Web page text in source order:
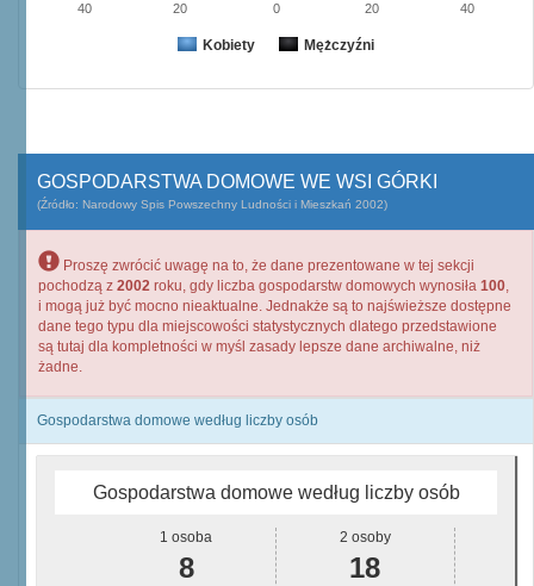
Kobiety Mężczyźni
40 20 0 20 40
GOSPODARSTWA DOMOWE WE WSI GÓRKI
(Źródło: Narodowy Spis Powszechny Ludności i Mieszkań 2002)
Proszę zwrócić uwagę na to, że dane prezentowane w tej sekcji
pochodzą z 2002 roku, gdy liczba gospodarstw domowych wynosiła 100,
i mogą już być mocno nieaktualne. Jednakże są to najświeższe dostępne
dane tego typu dla miejscowości statystycznych dlatego przedstawione
są tutaj dla kompletności w myśl zasady lepsze dane archiwalne, niż
żadne.
Gospodarstwa domowe według liczby osób
Gospodarstwa domowe według liczby osób
1 osoba
8
2 osoby
18